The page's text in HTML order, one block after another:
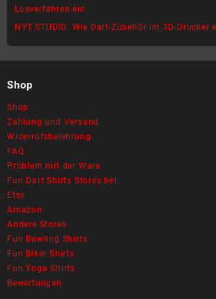
Losverfahren ein
NYT STUDIO: Wie Dart-Zubehör im 3D-Drucker
Shop
Shop
Zahlung und Versand
Widerrufsbelehrung
FAQ
Problem mit der Ware
Fun Dart Shirts Stores bei:
Etsy
Amazon
Andere Stores
Fun Bowling Shirts
Fun Biker Shirts
Fun Yoga Shirts
Bewertungen